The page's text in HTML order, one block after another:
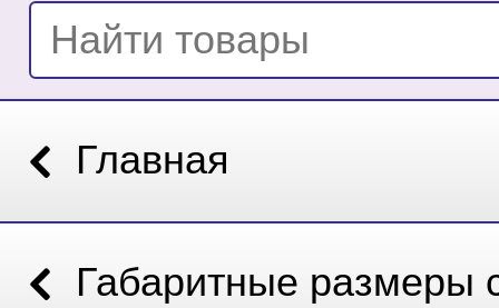
Главная
Габаритные размеры